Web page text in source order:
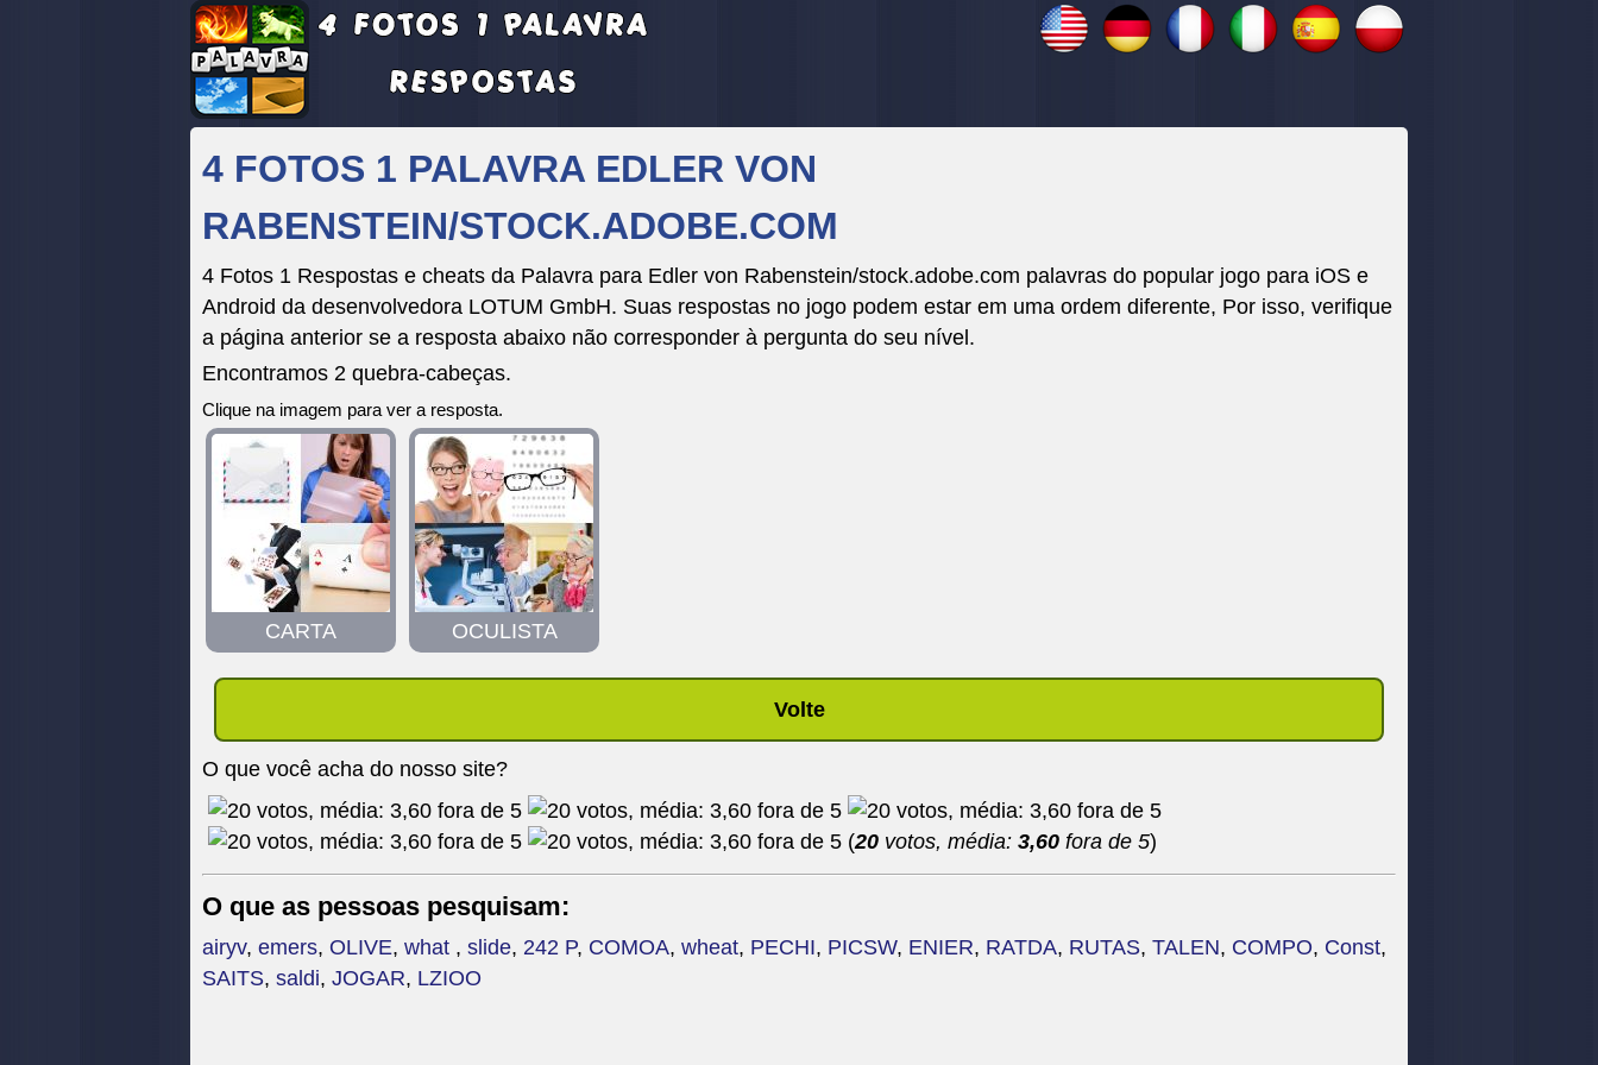
4 FOTOS 1 PALAVRA EDLER VON
RABENSTEIN/STOCK.ADOBE.COM
4 Fotos 1 Respostas e cheats da Palavra para Edler von Rabenstein/stock.adobe.com palavras do popular jogo para iOS e
Android da desenvolvedora LOTUM GmbH. Suas respostas no jogo podem estar em uma ordem diferente, Por isso, verifique
a página anterior se a resposta abaixo não corresponder à pergunta do seu nível.
Encontramos 2 quebra-cabeças.
Clique na imagem para ver a resposta.
CARTA OCULISTA
Volte
O que você acha do nosso site?
(20 votos, média: 3,60 fora de 5)
O que as pessoas pesquisam:
airyv, emers, OLIVE, what , slide, 242 P, COMOA, wheat, PECHI, PICSW, ENIER, RATDA, RUTAS, TALEN, COMPO, Const,
SAITS, saldi, JOGAR, LZIOO